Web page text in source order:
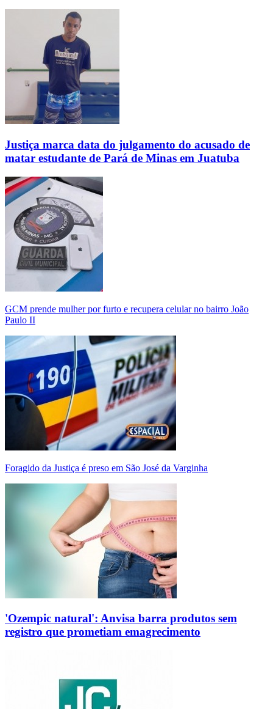
Justiça marca data do julgamento do acusado de
matar estudante de Pará de Minas em Juatuba
GCM prende mulher por furto e recupera celular no bairro João
Paulo II
Foragido da Justiça é preso em São José da Varginha
'Ozempic natural': Anvisa barra produtos sem
registro que prometiam emagrecimento